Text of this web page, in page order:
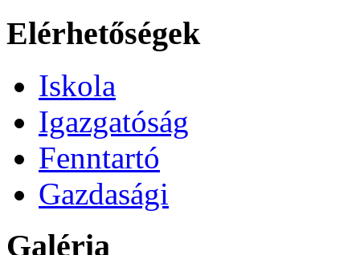
Elérhetőségek
Iskola
Igazgatóság
Fenntartó
Gazdasági
Galéria